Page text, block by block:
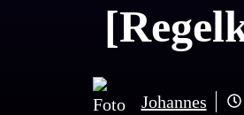
Johannes